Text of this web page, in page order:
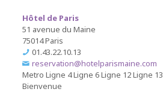
Hôtel de Paris
51 avenue du Maine
75014 Paris
01.43.22.10.13
reservation@hotelparismaine.com
Metro Ligne 4Ligne 6Ligne 12Ligne 13
Bienvenue